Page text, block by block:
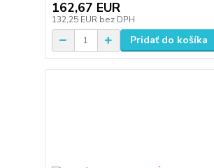
162,67 EUR
132,25 EUR bez DPH
Pridať do košíka